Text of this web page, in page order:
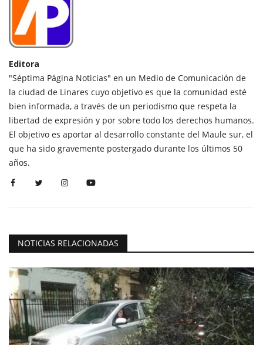
Editora
"Séptima Página Noticias" en un Medio de Comunicación de
la ciudad de Linares cuyo objetivo es que la comunidad esté
bien informada, a través de un periodismo que respeta la
libertad de expresión y por sobre todo los derechos humanos.
El objetivo es aportar al desarrollo constante del Maule sur, el
que ha sido gravemente postergado durante los últimos 50
años.
NOTICIAS RELACIONADAS